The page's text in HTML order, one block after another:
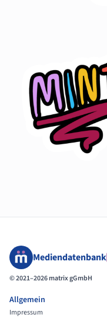
Mediendatenbank
© 2021–2026 matrix gGmbH
Allgemein
Impressum